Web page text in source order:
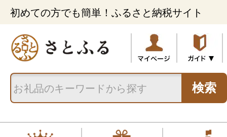
初めての方でも簡単！ふるさと納税サイト
検索